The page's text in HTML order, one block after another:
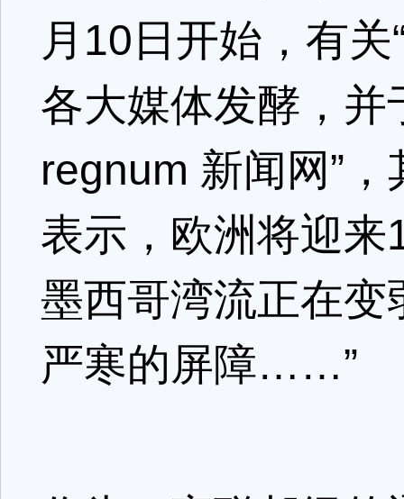
月10日开始，有
各大媒体发酵，并
regnum 新闻网”
表示，欧洲将迎
墨西哥湾流正在
严寒的屏障……”